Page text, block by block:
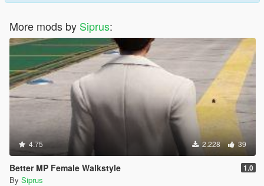
More mods by Siprus:
4.75 2.228 39
Better MP Female Walkstyle 1.0
By Siprus